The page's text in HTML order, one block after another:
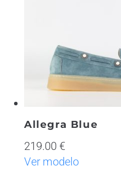
Allegra Blue
219.00 €
Ver modelo